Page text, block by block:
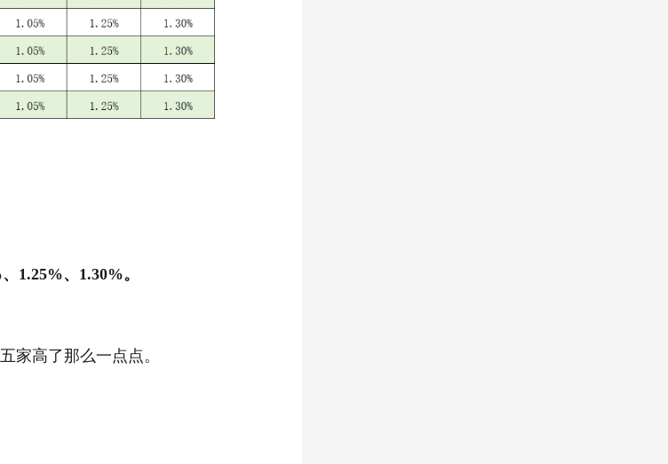
1.25%、1.30%。
家高了那么一点点。